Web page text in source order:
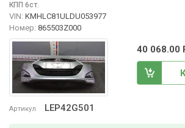
Артикул LEP42G501
КПП 6ст.
VIN: KMHLC81ULDU053977
Номер: 865503Z000
40 068.00